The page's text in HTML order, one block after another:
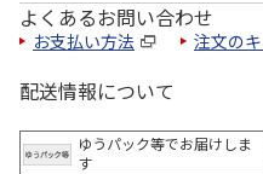
よくあるお問い合わせ
お支払い方法 注文の
配送情報について
ゆうパック等でお届けしま
す